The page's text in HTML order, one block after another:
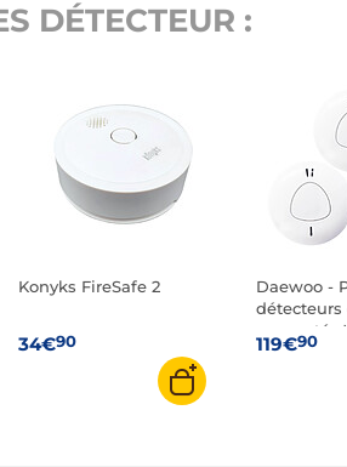
DÉTECTEUR :
Konyks FireSafe 2
34€90
Daewoo -
connectés
alarmes
Touch XL
119€90